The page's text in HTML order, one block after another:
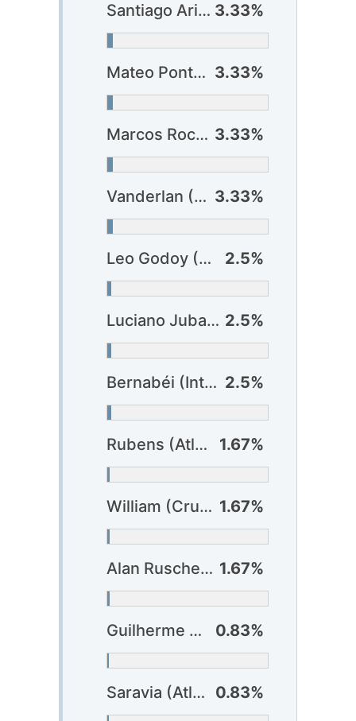
Santiago Arias (Bahia) 3.33%
Mateo Ponte (Botafogo) ? 3.33%
Marcos Rocha (Palmeiras) 3.33%
Vanderlan (Palmeiras) 3.33%
Leo Godoy (Athlético-PR) 2.5%
Luciano Juba (Bahia) 2.5%
Bernabéi (Internacional) 2.5%
Rubens (Atlético-MG) 1.67%
William (Cruzeiro) 1.67%
Alan Ruschel (Juventude) ? 1.67%
Guilherme Romão (Atlético-GO) 0.83%
Saravia (Atlético-MG) 0.83%